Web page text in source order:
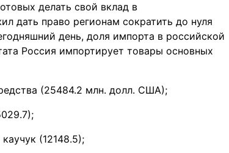
делать свой вклад в
дать право регионам сократить до нуля
день, доля импорта в российской
Россия импортирует товары основных
(25484.2 млн. долл. США);
(12148.5);